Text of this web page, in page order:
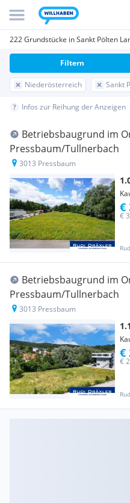
222 Grundstücke in Sankt Pölten
Niederösterreich Sankt
Filtern
Infos zur Reihung der Anzeigen
Betriebsbaugrund im
Pressbaum/Tullnerbach
3013 Pressbaum
€
€
Betriebsbaugrund im
Pressbaum/Tullnerbach
3013 Pressbaum
€
€